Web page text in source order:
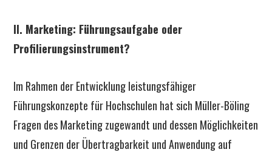
II. Marketing: Führungsaufgabe oder
Profilierungsinstrument?
Im Rahmen der Entwicklung leistungsfähiger
Führungskonzepte für Hochschulen hat sich Müller-Böling
Fragen des Marketing zugewandt und dessen Möglichkeiten
und Grenzen der Übertragbarkeit und Anwendung auf